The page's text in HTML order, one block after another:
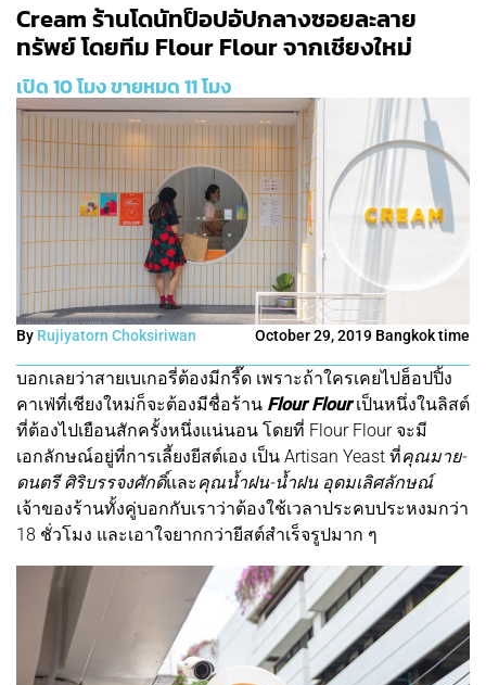
Cream ร้านโดนัทป็อปอัปกลางซอยละลาย
ทรัพย์ โดยทีม Flour Flour จากเชียงใหม่
เปิด 10 โมง ขายหมด 11 โมง
By Rujiyatorn Choksiriwan October 29, 2019 Bangkok time
บอกเลยว่าสายเบเกอรี่ต้องมีกรี๊ด เพราะถ้าใครเคยไปฮ็อปปิ้ง
คาเฟ่ที่เชียงใหม่ก็จะต้องมีชื่อร้าน Flour Flourเป็นหนึ่งในลิสต์
ที่ต้องไปเยือนสักครั้งหนึ่งแน่นอน โดยที่ Flour Flour จะมี
เอกลักษณ์อยู่ที่การเลี้ยงยีสต์เอง เป็น Artisan Yeast ที่คุณมาย-
ดนตรี ศิริบรรจงศักดิ์และ คุณน้ำฝน-น้ำฝน อุดมเลิศลักษณ์
เจ้าของร้านทั้งคู่บอกกับเราว่าต้องใช้เวลาประคบประหงมกว่า
18 ชั่วโมง และเอาใจยากกว่ายีสต์สำเร็จรูปมาก ๆ